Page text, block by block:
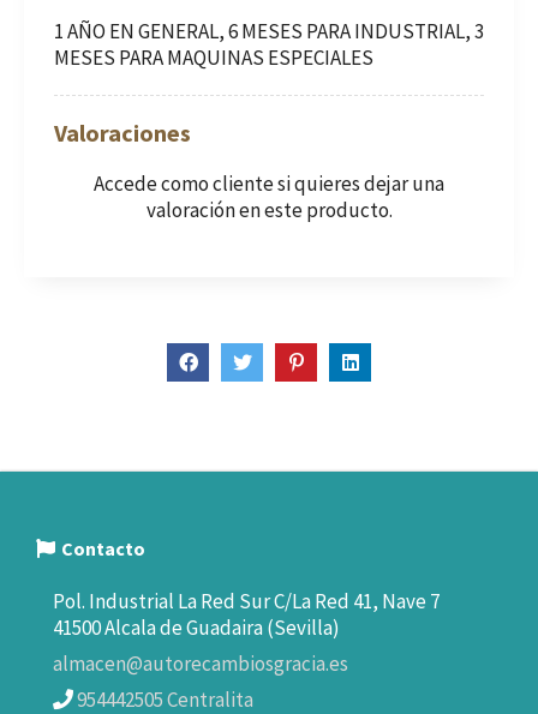
1 AÑO EN GENERAL, 6 MESES PARA INDUSTRIAL, 3
MESES PARA MAQUINAS ESPECIALES
Valoraciones
Accede como clientesi quieres dejar una
valoración en este producto.
Contacto
Pol. Industrial La Red Sur C/La Red 41, Nave 7
41500 Alcala de Guadaira (Sevilla)
almacen@autorecambiosgracia.es
954442505 Centralita